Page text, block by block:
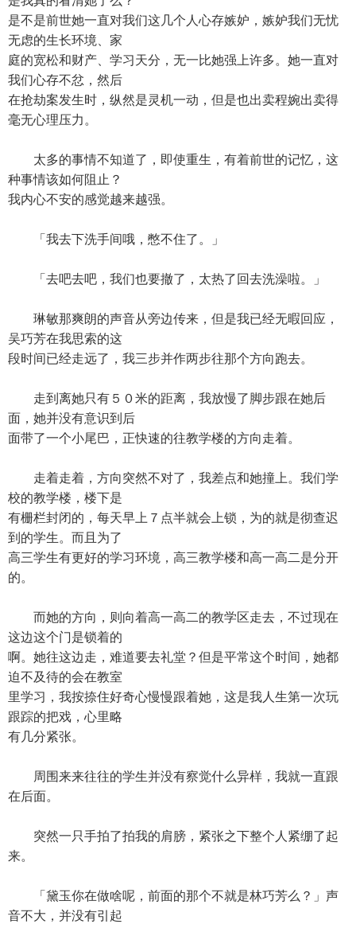
是不是前世她一直对我们这几个人心存嫉妒，嫉妒我们无忧
无虑的生长环境、家
庭的宽松和财产、学习天分，无一比她强上许多。她一直对
我们心存不忿，然后
在抢劫案发生时，纵然是灵机一动，但是也出卖程婉出卖得
毫无心理压力。
太多的事情不知道了，即使重生，有着前世的记忆，这
种事情该如何阻止？
我内心不安的感觉越来越强。
「我去下洗手间哦，憋不住了。」
「去吧去吧，我们也要撤了，太热了回去洗澡啦。」
琳敏那爽朗的声音从旁边传来，但是我已经无暇回应，
吴巧芳在我思索的这
段时间已经走远了，我三步并作两步往那个方向跑去。
走到离她只有５０米的距离，我放慢了脚步跟在她后
面，她并没有意识到后
面带了一个小尾巴，正快速的往教学楼的方向走着。
走着走着，方向突然不对了，我差点和她撞上。我们学
校的教学楼，楼下是
有栅栏封闭的，每天早上７点半就会上锁，为的就是彻查迟
到的学生。而且为了
高三学生有更好的学习环境，高三教学楼和高一高二是分开
的。
而她的方向，则向着高一高二的教学区走去，不过现在
这边这个门是锁着的
啊。她往这边走，难道要去礼堂？但是平常这个时间，她都
迫不及待的会在教室
里学习，我按捺住好奇心慢慢跟着她，这是我人生第一次玩
跟踪的把戏，心里略
有几分紧张。
周围来来往往的学生并没有察觉什么异样，我就一直跟
在后面。
突然一只手拍了拍我的肩膀，紧张之下整个人紧绷了起
来。
「黛玉你在做啥呢，前面的那个不就是林巧芳么？」声
音不大，并没有引起